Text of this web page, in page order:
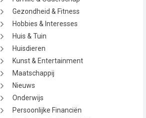
Gezondheid & Fitness
Hobbies & Interesses
Huis & Tuin
Huisdieren
Kunst & Entertainment
Maatschappij
Nieuws
Onderwijs
Persoonlijke Financiën